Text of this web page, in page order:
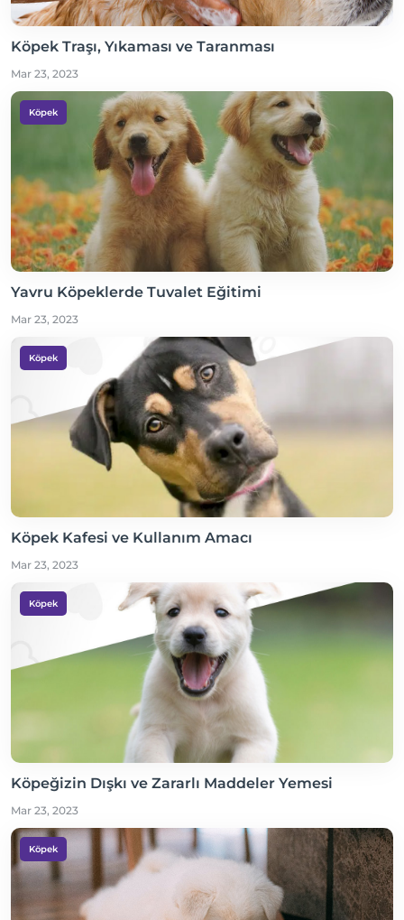
Köpek Traşı, Yıkaması ve Taranması
Mar 23, 2023
Köpek
Yavru Köpeklerde Tuvalet Eğitimi
Mar 23, 2023
Köpek
Köpek Kafesi ve Kullanım Amacı
Mar 23, 2023
Köpek
Köpeğizin Dışkı ve Zararlı Maddeler Yemesi
Mar 23, 2023
Köpek